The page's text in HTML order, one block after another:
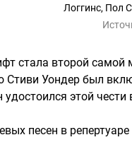
Логгинс, Пол
стала второй
Стиви Уондер был
удостоился этой чести
песен в